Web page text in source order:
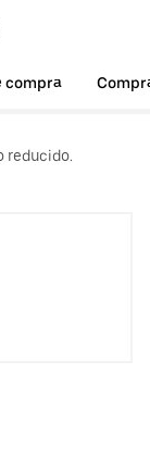
compra
reducido.